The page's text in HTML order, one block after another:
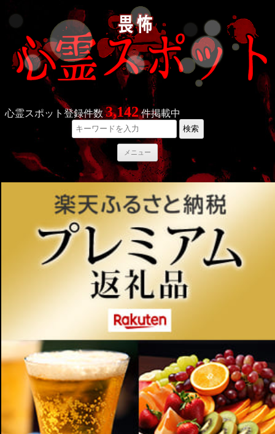
心霊スポット登録件数3,142件掲載中
検索
メニュー
コ
ン
テ
ン
へ
ス
キ
ッ